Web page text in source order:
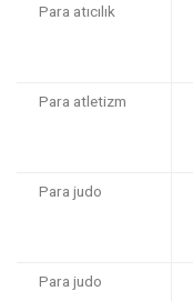
Para atıcılık
Para atletizm
Para judo
Para judo